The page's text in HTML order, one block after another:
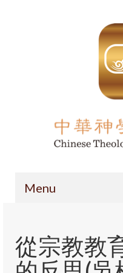
Menu
項目簡介
從宗教教